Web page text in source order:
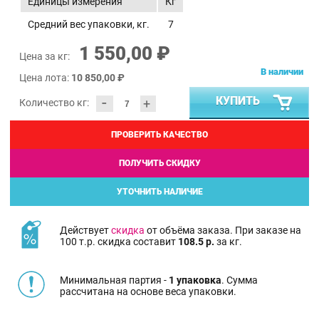
Средний вес упаковки, кг.
7
Цена за кг: 1 550,00 ₽
Цена лота: 10 850,00 ₽
Количество кг: - +
В наличии
КУПИТЬ
ПРОВЕРИТЬ КАЧЕСТВО
ПОЛУЧИТЬ СКИДКУ
УТОЧНИТЬ НАЛИЧИЕ
Действуетскидка от объёма заказа. При заказе на
100 т.р. скидка составит 108.5 р. за кг.
Минимальная партия - 1 упаковка. Сумма
рассчитана на основе веса упаковки.